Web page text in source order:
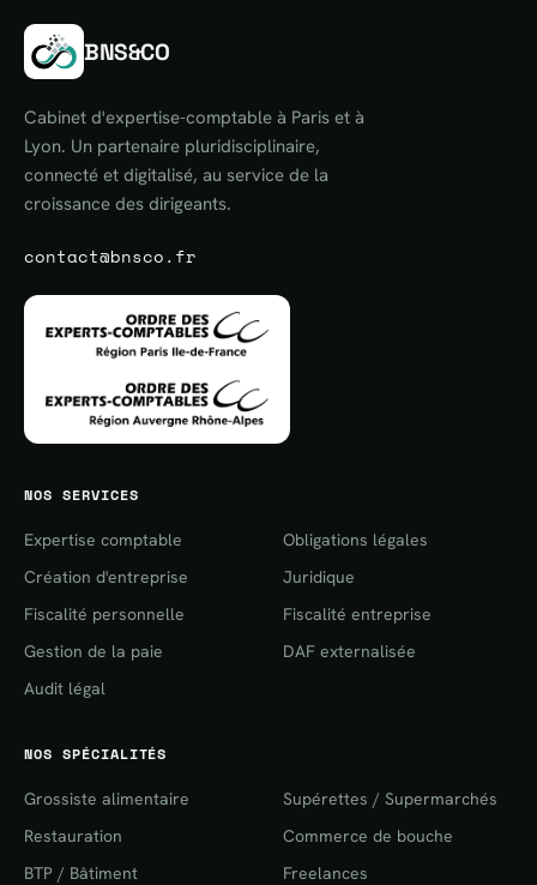
BNS&CO
Cabinet d'expertise-comptable à Paris et à
Lyon. Un partenaire pluridisciplinaire,
connecté et digitalisé, au service de la
croissance des dirigeants.
contact@bnsco.fr
NOS SERVICES
Expertise comptable
Obligations légales
Création d'entreprise
Juridique
Fiscalité personnelle
Fiscalité entreprise
Gestion de la paie
DAF externalisée
Audit légal
NOS SPÉCIALITÉS
Grossiste alimentaire
Supérettes / Supermarchés
Restauration
Commerce de bouche
BTP / Bâtiment
Freelances